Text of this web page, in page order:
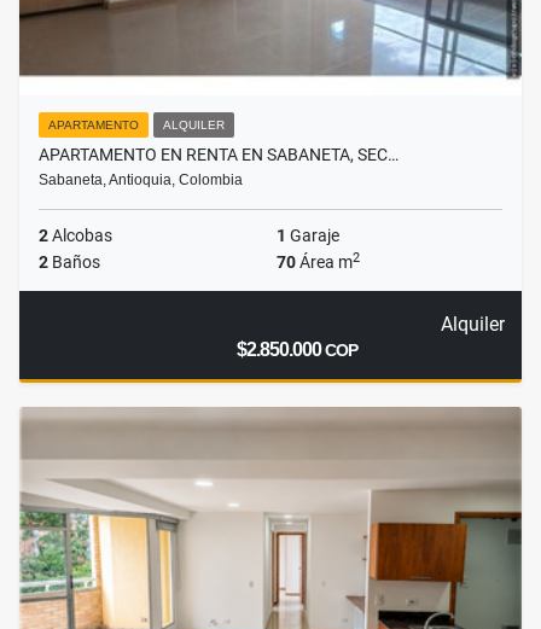
APARTAMENTO ALQUILER
APARTAMENTO EN RENTA EN SABANETA, SEC…
Sabaneta, Antioquia, Colombia
2Alcobas 1 Garaje
2 Baños 70Área m2
Alquiler
$2.850.000COP